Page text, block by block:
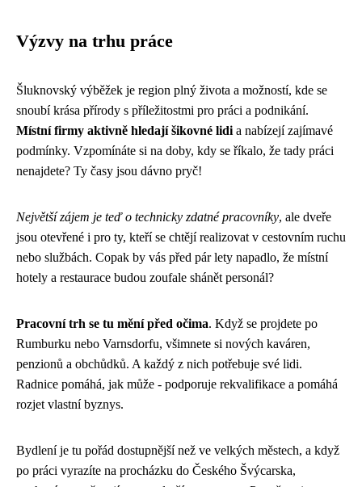
Výzvy na trhu práce
Šluknovský výběžek je region plný života a možností, kde se
snoubí krása přírody s příležitostmi pro práci a podnikání.
Místní firmy aktivně hledají šikovné lidi a nabízejí zajímavé
podmínky. Vzpomínáte si na doby, kdy se říkalo, že tady práci
nenajdete? Ty časy jsou dávno pryč!
Největší zájem je teď o technicky zdatné pracovníky, ale dveře
jsou otevřené i pro ty, kteří se chtějí realizovat v cestovním ruchu
nebo službách. Copak by vás před pár lety napadlo, že místní
hotely a restaurace budou zoufale shánět personál?
Pracovní trh se tu mění před očima. Když se projdete po
Rumburku nebo Varnsdorfu, všimnete si nových kaváren,
penzionů a obchůdků. A každý z nich potřebuje své lidi.
Radnice pomáhá, jak může - podporuje rekvalifikace a pomáhá
rozjet vlastní byznys.
Bydlení je tu pořád dostupnější než ve velkých městech, a když
po práci vyrazíte na procházku do Českého Švýcarska,